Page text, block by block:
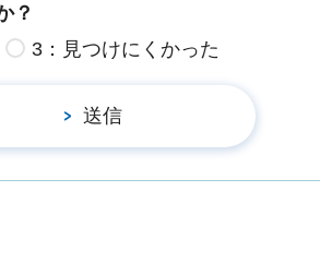
？
3：見つけにくかった